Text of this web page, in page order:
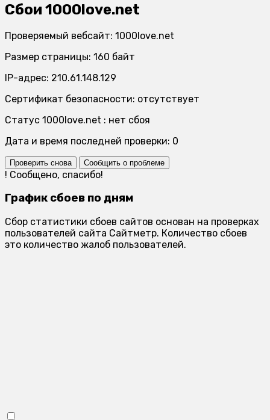
Сбои 1000love.net
Проверяемый вебсайт: 1000love.net
Размер страницы: 160 байт
IP-адрес: 210.61.148.129
Сертификат безопасности: отсутствует
Статус 1000love.net : нет сбоя
Дата и время последней проверки: 0
Проверить снова Сообщить о проблеме
! Сообщено, спасибо!
График сбоев по дням
Сбор статистики сбоев сайтов основан на проверках
пользователей сайта Сайтметр. Количество сбоев
это количество жалоб пользователей.